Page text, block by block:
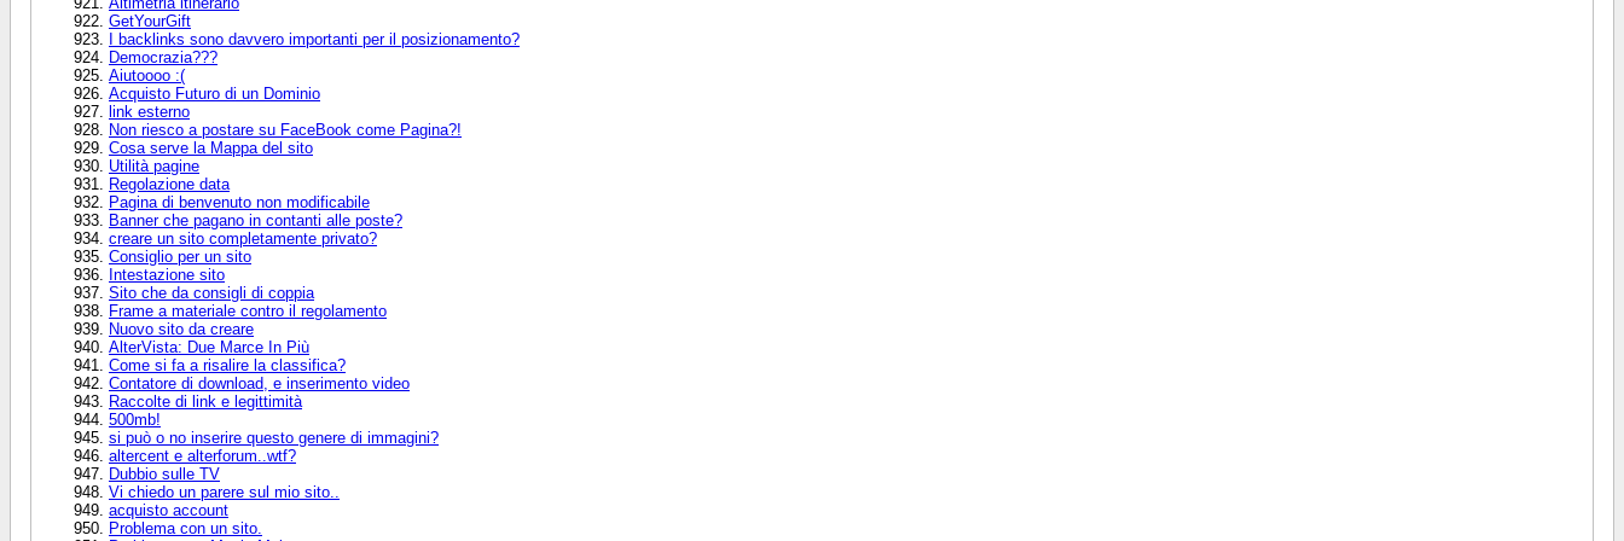
GetYourGift
I backlinks sono davvero importanti per il posizionamento?
Democrazia???
Aiutoooo :(
Acquisto Futuro di un Dominio
link esterno
Non riesco a postare su FaceBook come Pagina?!
Cosa serve la Mappa del sito
Utilità pagine
Regolazione data
Pagina di benvenuto non modificabile
Banner che pagano in contanti alle poste?
creare un sito completamente privato?
Consiglio per un sito
Intestazione sito
Sito che da consigli di coppia
Frame a materiale contro il regolamento
Nuovo sito da creare
AlterVista: Due Marce In Più
Come si fa a risalire la classifica?
Contatore di download, e inserimento video
Raccolte di link e legittimità
500mb!
si può o no inserire questo genere di immagini?
altercent e alterforum..wtf?
Dubbio sulle TV
Vi chiedo un parere sul mio sito..
acquisto account
Problema con un sito.